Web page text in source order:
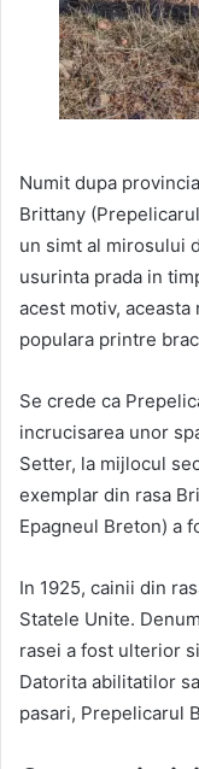
Numit dupa
Brittany
un simt al mirosului
usurinta prada in
acest motiv,
populara printre
Se crede ca
incrucisarea unor
Setter, la mijlocul
exemplar din rasa
Epagneul Breton) a
In 1925, cainii din
Statele Unite.
rasei a fost ulterior
Datorita abilitatilor
pasari, Prepelicarul